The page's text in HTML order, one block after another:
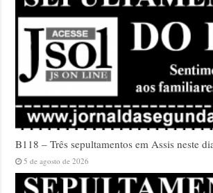
B118 – Três sepultamentos em Assis neste
5 de agosto de 2026